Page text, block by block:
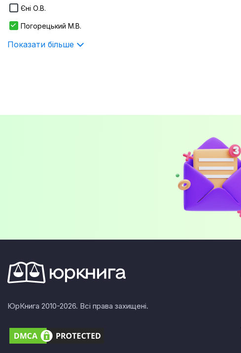
Єні О.В.
Погорецький М.В.
Показати більше
ЮрКнига 2010-2026. Всі права захищені.